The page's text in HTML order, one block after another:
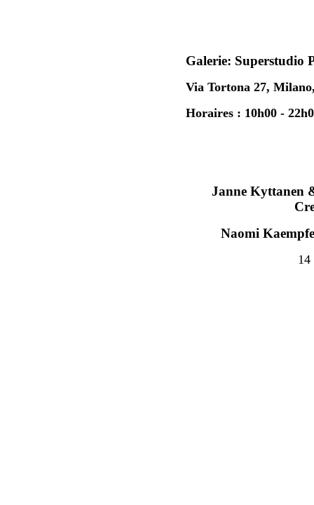
Galerie: Superstudio
Via Tortona 27,
Horaires : 10h00 -
Janne Kyttanen
Naomi